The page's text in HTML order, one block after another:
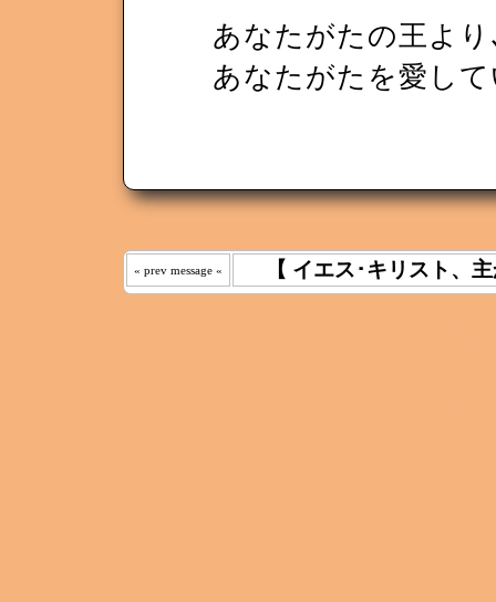
あなたがたの王よ
あなたがたを愛し
« prev message « 【 イエス･キリスト、